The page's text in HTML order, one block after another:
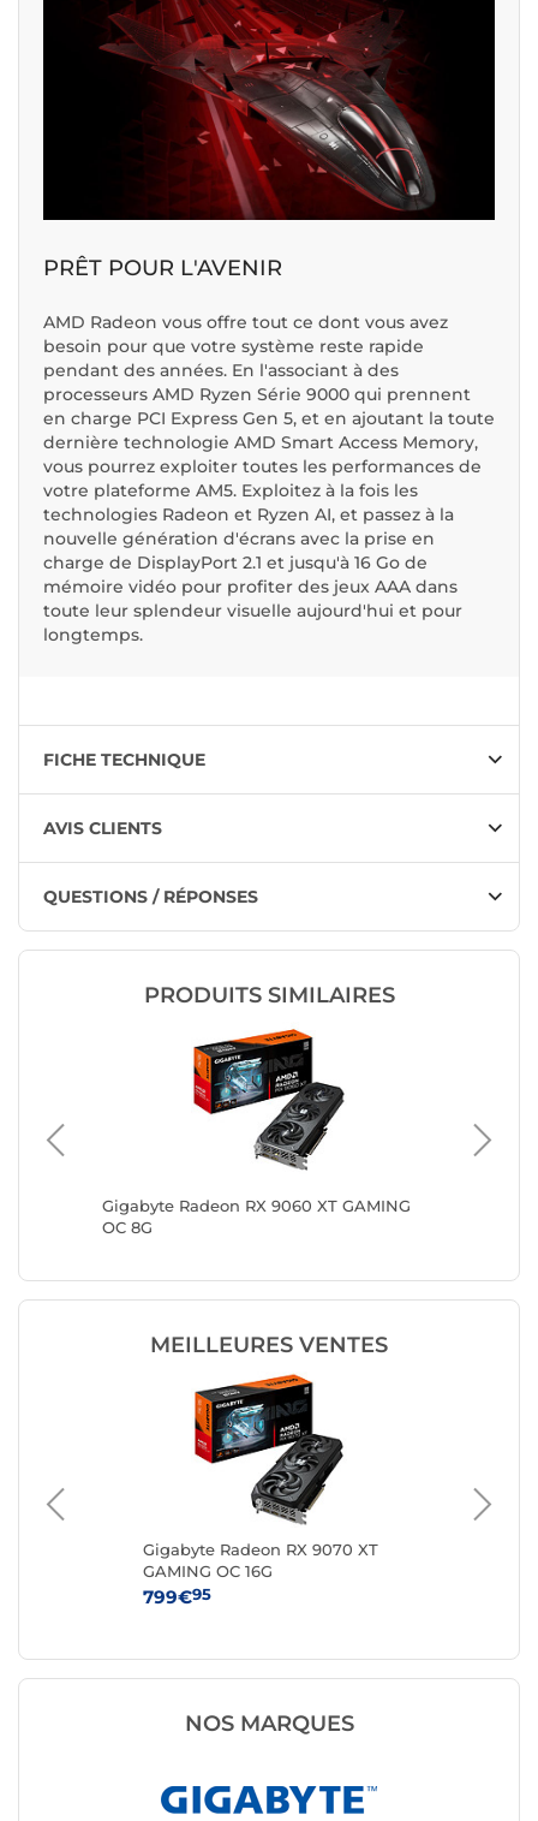
PRÊT POUR L'AVENIR
AMD Radeon vous offre tout ce dont vous avez
besoin pour que votre système reste rapide
pendant des années. En l'associant à des
processeurs AMD Ryzen Série 9000 qui prennent
en charge PCI Express Gen 5, et en ajoutant la toute
dernière technologie AMD Smart Access Memory,
vous pourrez exploiter toutes les performances de
votre plateforme AM5. Exploitez à la fois les
technologies Radeon et Ryzen AI, et passez à la
nouvelle génération d'écrans avec la prise en
charge de DisplayPort 2.1 et jusqu'à 16 Go de
mémoire vidéo pour profiter des jeux AAA dans
toute leur splendeur visuelle aujourd'hui et pour
longtemps.
FICHE TECHNIQUE
AVIS CLIENTS
QUESTIONS / RÉPONSES
PRODUITS SIMILAIRES
Gigabyte Radeon RX 9060 XT GAMING
OC 8G
MEILLEURES VENTES
Gigabyte Radeon RX 9070 XT
GAMING OC 16G
799€95
NOS MARQUES